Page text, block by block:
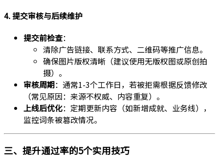
4. 提交审核与后续维护
提交前检查：
清除广告链接、联系方式、二维码等推广信息。
确保图片版权清晰（建议使用无版权图或原创拍
摄）。
审核周期：通常1-3个工作日，若被拒需根据反馈修改
（常见原因：来源不权威、内容重复）。
上线后优化：定期更新内容（如新增成就、业务线），
监控词条被篡改情况。
三、提升通过率的5个实用技巧